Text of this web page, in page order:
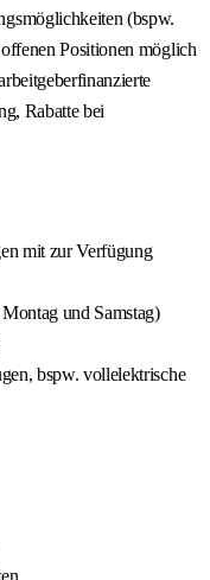
(bspw.
Positionen möglich
Rabatte bei
mit zur Verfügung
und Samstag)
bspw. vollelektrische